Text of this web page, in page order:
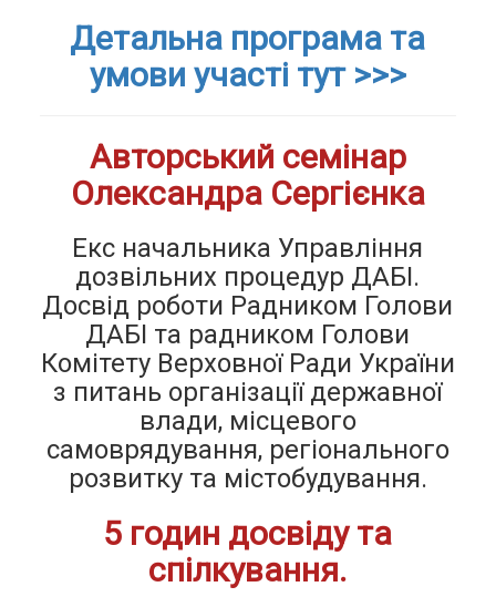
Детальна програма та
умови участі тут >>>
Авторський семінар
Олександра Сергієнка
Екс начальника Управління
дозвільних процедур ДАБІ.
Досвід роботи Радником Голови
ДАБІ та радником Голови
Комітету Верховної Ради України
з питань організації державної
влади, місцевого
самоврядування, регіонального
розвитку та містобудування.
5 годин досвіду та
спілкування.